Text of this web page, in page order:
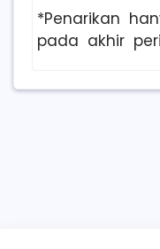
*Penarikan
pada akhir